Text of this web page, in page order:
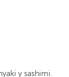
y sashimi.